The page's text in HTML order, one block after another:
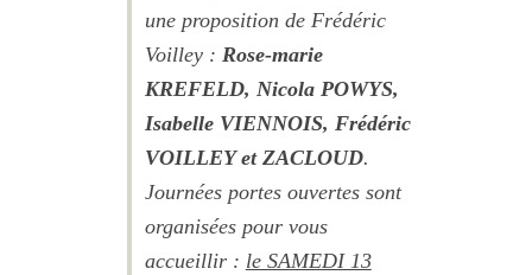
une proposition de Frédéric
Voilley : Rose-marie
KREFELD, Nicola POWYS,
Isabelle VIENNOIS, Frédéric
VOILLEY et ZACLOUD.
Journées portes ouvertes sont
organisées pour vous
accueillir : le SAMEDI 13